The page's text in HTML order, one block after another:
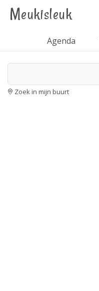
Meukisleuk
Agenda
Zoek in mijn buurt